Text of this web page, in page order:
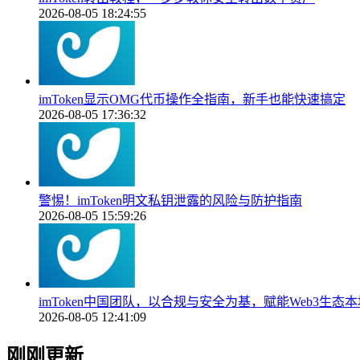
2026-08-05 18:24:55
imToken显示OMG代币操作全指南，新手也能快速搞定
2026-08-05 17:36:32
警惕！imToken明文私钥泄露的风险与防护指南
2026-08-05 15:59:26
imToken中国团队，以合规与安全为基，赋能Web3生态
2026-08-05 12:41:09